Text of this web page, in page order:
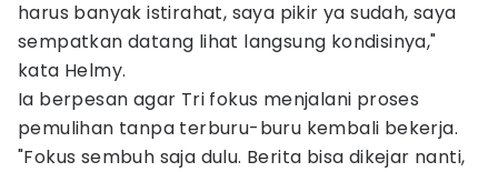
harus banyak istirahat, saya pikir ya sudah, saya
sempatkan datang lihat langsung kondisinya,"
kata Helmy.
Ia berpesan agar Tri fokus menjalani proses
pemulihan tanpa terburu-buru kembali bekerja.
"Fokus sembuh saja dulu. Berita bisa dikejar nanti,